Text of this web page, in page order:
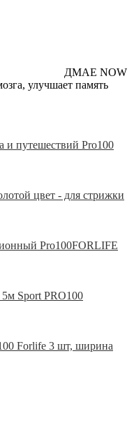
ДМАЕ NOW
улучшает память
и путешествий Pro100
цвет - для стрижки
Pro100FORLIFE
Sport PRO100
Forlife 3 шт, ширина